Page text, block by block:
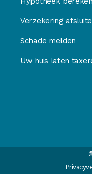
Verzekering
Schade melden
Uw huis laten